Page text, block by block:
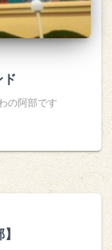
ド
の阿部です